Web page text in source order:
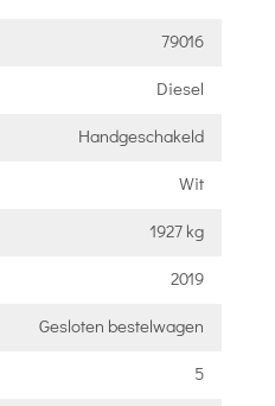
79016
Diesel
Handgeschakeld
Wit
1927 kg
2019
Gesloten bestelwagen
5